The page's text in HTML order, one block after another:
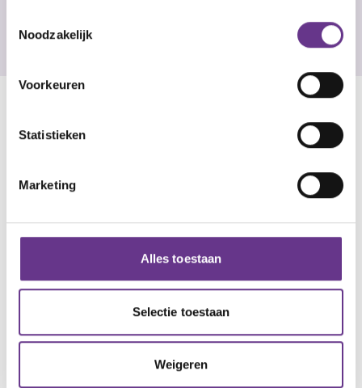
Noodzakelijk
Voorkeuren
Statistieken
Marketing
Alles toestaan
Selectie toestaan
Weigeren
kamer"